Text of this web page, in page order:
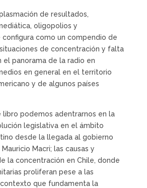
de resultados,
oligopolios y
configura como un compendio de
de concentración y falta
el panorama de la radio en
en general en el territorio
y de algunos países
libro podemos adentrarnos en la
legislativa en el ámbito
desde la llegada al gobierno
Macri; las causas y
la concentración en Chile, donde
proliferan pese a las
que fundamenta la